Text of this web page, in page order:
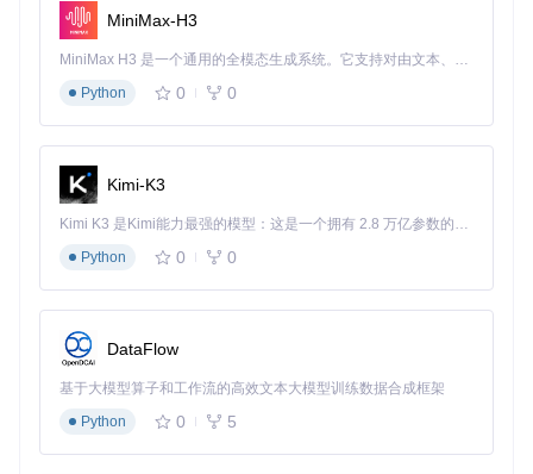
景分析帮助开发者做出最佳选择：
在数据仪表盘场景中，Sync模式能在页面加载时快速完成所有
图表元素的绘制，避免用户等待；而对于产品介绍页面的LOG
O动画，Delayed模式可以突出品牌标识的核心部分，再逐步
实施Vivus动画的基本流程包括三个步骤：首先准备结构良好
的SVG文件，确保所有需要动画的路径都具有明确的stroke
创建Vivus实例并配置参数。值得注意的是，优化SVG路径复
杂度能显著提升动画性能——过多的路径节点会增加浏览器计
算负担，建议在保持视觉效果的前提下简化路径。
对于需要响应式控制的场景，可以利用Vivus提供的进度控制
方法，在用户交互时暂停或调整动画状态。例如在滚动触发动
画中，通过监听滚动事件动态设置动画进度，实现视差滚动与
SVG绘制的完美结合。
版本迭代亮点：4项关键改进与应用案例
MiniMax-H3
MiniMax H3 是一个通用的全模态生成系统。它支持对由文本、图像、视频和音频组成的多模态上下文进行统一理解，并能生成分辨率高达 2K、时长可达 15 秒的带原生立体声音频的视频。得益于面向任务泛化的系统设计，H3 在预训练阶段就已具备广泛的多模态上下文理解与生成能力，能够出色地执行复杂的多模态指令。
Python
0 0
Kimi-K3
Kimi K3 是Kimi能力最强的模型：这是一个拥有 2.8 万亿参数的混合专家（MoE）模型，具备原生视觉理解能力，并支持 100 万 token 的上下文窗口。
Python
0 0
DataFlow
基于大模型算子和工作流的高效文本大模型训练数据合成框架
Python
0 5